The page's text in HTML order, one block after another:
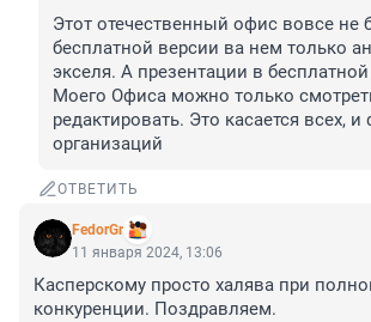
Этот отечественный офис вовсе не
бесплатной версии ва нем только
экселя. А презентации в бесплатной
Моего Офиса можно только
редактировать. Это касается всех,
организаций
ОТВЕТИТЬ
FedorGr
11 января 2024, 13:06
Касперскому просто халява при
конкуренции. Поздравляем.